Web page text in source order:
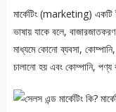
মার্কেটিং (marketing) একটি
ভাষায় যাকে বলে,
মাধ্যমে কোনো ব্যবসা, কোম্পানি,
চালানো হয় এবং কোম্পানি, পণ্য